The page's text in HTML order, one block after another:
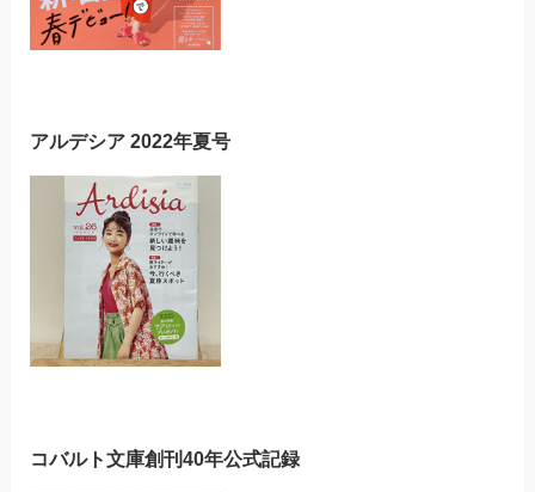
アルデシア 2022年夏号
コバルト文庫創刊40年公式記録